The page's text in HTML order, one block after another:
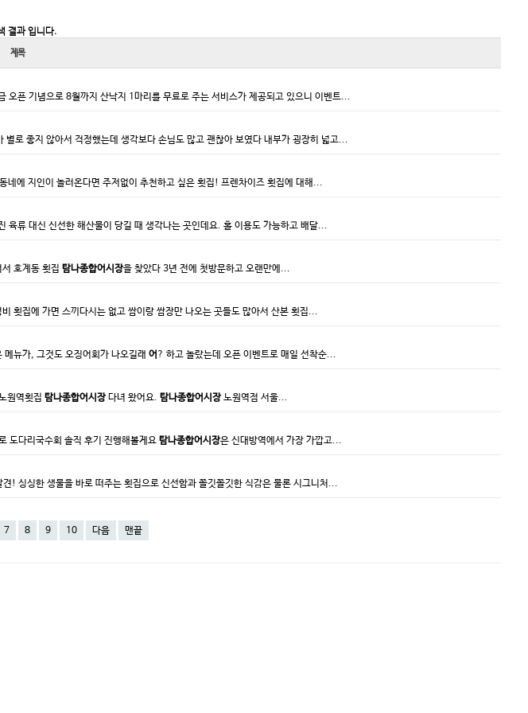
결과 입니다.
제목
오픈 기념으로 8월까지 산낙지 1마리를 무료로 주는 서비스가 제공되고 있으니 이벤트...
별로 좋지 않아서 걱정했는데 생각보다 손님도 많고 괜찮아 보였다 내부가 굉장히 넓고...
네에 지인이 놀러온다면 주저없이 추천하고 싶은 횟집! 프렌차이즈 횟집에 대해...
류 대신 신선한 해산물이 당길 때 생각나는 곳인데요. 홀 이용도 가능하고 배달...
호계동 횟집 탐나종합어시장을 찾았다 3년 전에 첫방문하고 오랜만에...
횟집에 가면 스끼다시는 없고 쌈이랑 쌈장만 나오는 곳들도 많아서 산본 횟집...
뉴가, 그것도 오징어회가 나오길래 어 ? 하고 놀랐는데 오픈 이벤트로 매일 선착순...
원역횟집 탐나종합어시장다녀 왔어요. 탐나종합어시장노원역점 서울...
도다리국수회 솔직 후기 진행해볼게요 탐나종합어시장은 신대방역에서 가장 가깝고...
! 싱싱한 생물을 바로 떠주는 횟집으로 신선함과 쫄깃쫄깃한 식감은 물론 시그니처...
7 8 9 10 다음 맨끝